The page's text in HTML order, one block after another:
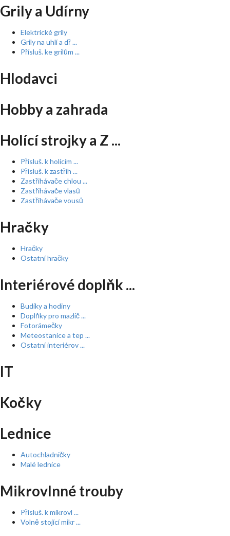
Grily a Udírny
Elektrické grily
Grily na uhlí a dř ...
Přísluš. ke grilům ...
Hlodavci
Hobby a zahrada
Holící strojky a Z ...
Přísluš. k holícím ...
Přísluš. k zastřih ...
Zastřihávače chlou ...
Zastřihávače vlasů
Zastřihávače vousů
Hračky
Hračky
Ostatní hračky
Interiérové doplňk ...
Budíky a hodiny
Doplňky pro mazlíč ...
Fotorámečky
Meteostanice a tep ...
Ostatní interiérov ...
IT
Kočky
Lednice
Autochladničky
Malé lednice
Mikrovlnné trouby
Přísluš. k mikrovl ...
Volně stojící mikr ...